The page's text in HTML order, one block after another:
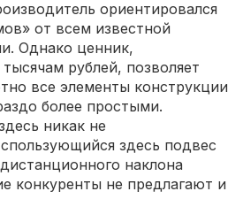
ориентировался
от всем известной
Однако ценник,
рублей, позволяет
все элементы конструкции
более простыми.
никак не
здесь подвес
наклона
конкуренты не предлагают и